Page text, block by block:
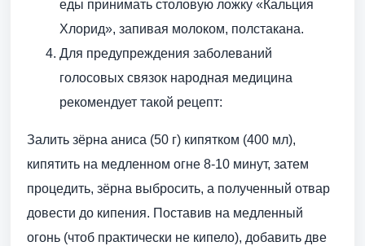
еды принимать столовую ложку «Кальция
Хлорид», запивая молоком, полстакана.
Для предупреждения заболеваний
голосовых связок народная медицина
рекомендует такой рецепт:
Залить зёрна аниса (50 г) кипятком (400 мл),
кипятить на медленном огне 8-10 минут, затем
процедить, зёрна выбросить, а полученный отвар
довести до кипения. Поставив на медленный
огонь (чтоб практически не кипело), добавить две